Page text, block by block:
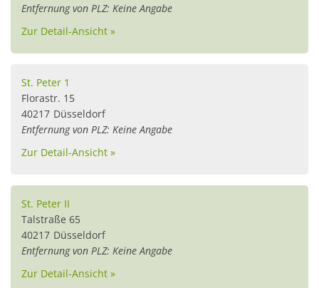
Entfernung von PLZ: Keine Angabe
Zur Detail-Ansicht »
St. Peter 1
Florastr. 15
40217 Düsseldorf
Entfernung von PLZ: Keine Angabe
Zur Detail-Ansicht »
St. Peter II
Talstraße 65
40217 Düsseldorf
Entfernung von PLZ: Keine Angabe
Zur Detail-Ansicht »